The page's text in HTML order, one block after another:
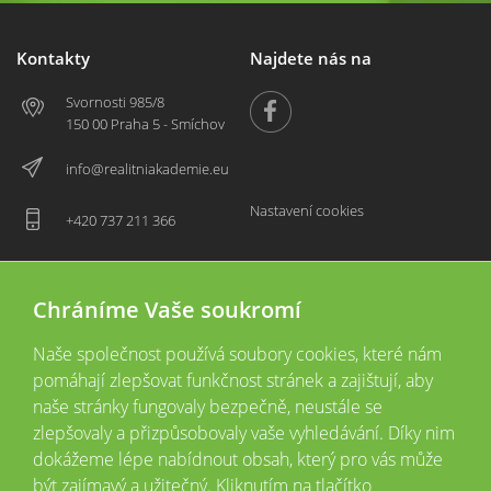
Kontakty
Svornosti 985/8
150 00 Praha 5 - Smíchov
info@realitniakademie.eu
+420 737 211 366
Najdete nás na
Nastavení cookies
2026 © CopyrightVšechna práva vyhrazena
Tyto webové stránky jsou provozovány společností Realitní akademie České
Chráníme Vaše soukromí
Naše společnost používá soubory cookies, které nám
pomáhají zlepšovat funkčnost stránek a zajištují, aby
naše stránky fungovaly bezpečně, neustále se
zlepšovaly a přizpůsobovaly vaše vyhledávání. Díky nim
dokážeme lépe nabídnout obsah, který pro vás může
být zajímavý a užitečný. Kliknutím na tlačítko